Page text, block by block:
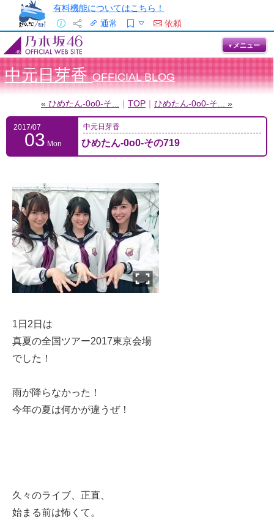
有料機能についてはこちら！
通常
依頼